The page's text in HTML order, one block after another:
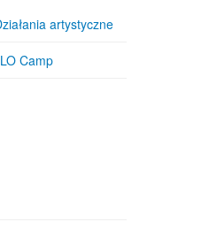
artystyczne
Camp